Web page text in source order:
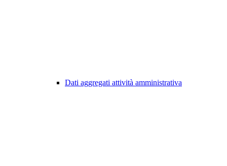
Dati aggregati attività amministrativa